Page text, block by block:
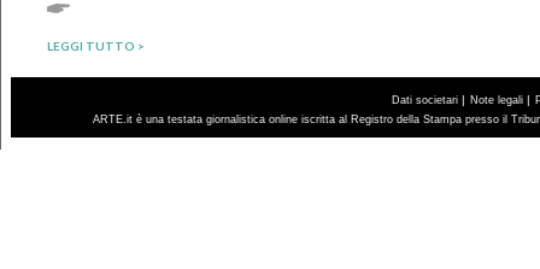
LEGGI TUTTO >
Dati societari | Note legali |
ARTE.it è una testata giornalistica online iscritta al Registro della Stampa presso il